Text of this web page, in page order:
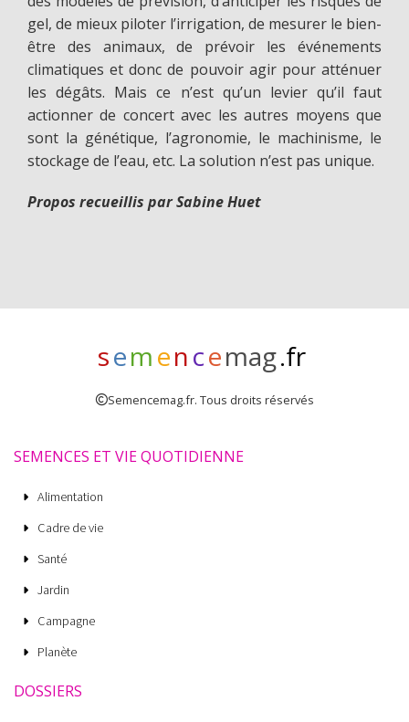
gel, de mieux piloter l’irrigation, de mesurer le bien-
être des animaux, de prévoir les événements
climatiques et donc de pouvoir agir pour atténuer
les dégâts. Mais ce n’est qu’un levier qu’il faut
actionner de concert avec les autres moyens que
sont la génétique, l’agronomie, le machinisme, le
stockage de l’eau, etc. La solution n’est pas unique.
Propos recueillis par Sabine Huet
semencemag.fr
Semencemag.fr. Tous droits réservés
SEMENCES ET VIE QUOTIDIENNE
Alimentation
Cadre de vie
Santé
Jardin
Campagne
Planète
DOSSIERS